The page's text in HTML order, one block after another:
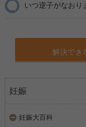
いつ逆子がなおり
解決でき
妊娠
妊娠大百科